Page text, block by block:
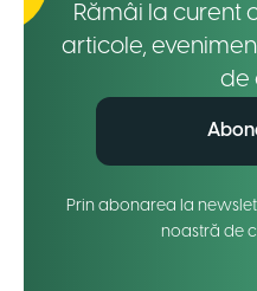
Rămâi la curent
articole,
de
Prin abonarea la
noastră de